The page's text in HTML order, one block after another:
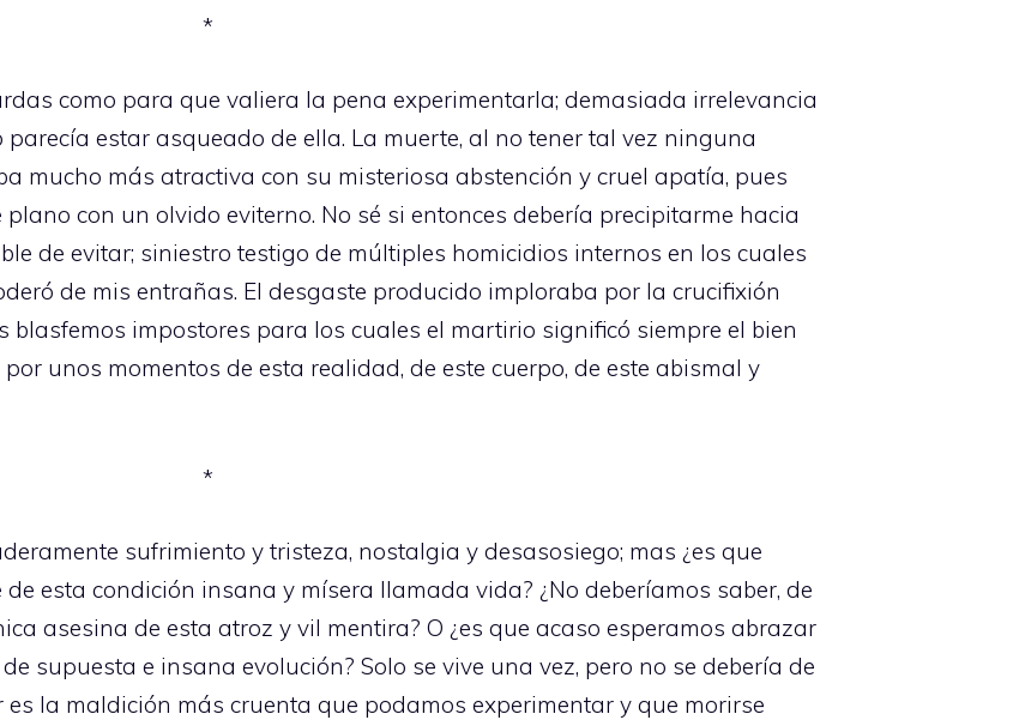
*
como para que valiera la pena experimentarla; demasiada irrelevancia
estar asqueado de ella. La muerte, al no tener tal vez ninguna
mucho más atractiva con su misteriosa abstención y cruel apatía, pues
con un olvido eviterno. No sé si entonces debería precipitarme hacia
de evitar; siniestro testigo de múltiples homicidios internos en los cuales
de mis entrañas. El desgaste producido imploraba por la crucifixión
blasfemos impostores para los cuales el martirio significó siempre el bien
unos momentos de esta realidad, de este cuerpo, de este abismal y
*
sufrimiento y tristeza, nostalgia y desasosiego; mas ¿es que
esta condición insana y mísera llamada vida? ¿No deberíamos saber, de
asesina de esta atroz y vil mentira? O ¿es que acaso esperamos abrazar
supuesta e insana evolución? Solo se vive una vez, pero no se debería de
es la maldición más cruenta que podamos experimentar y que morirse